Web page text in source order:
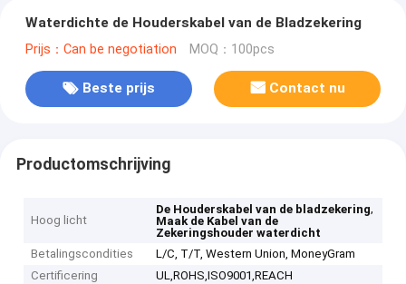
Waterdichte de Houderskabel van de Bladzekering
Prijs：Can be negotiation MOQ：100pcs
Beste prijs Contact nu
Productomschrijving
Hoog licht
De Houderskabel van de bladzekering,
Maak de Kabel van de
Zekeringshouder waterdicht
Betalingscondities
L/C, T/T, Western Union, MoneyGram
Certificering
UL,ROHS,ISO9001,REACH